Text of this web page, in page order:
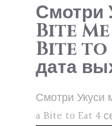
Смотри
Bite
Bite to
дата
Смотри Укуси
a Bite to Eat 4